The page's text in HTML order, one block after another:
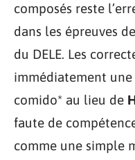
composés reste
dans les épreuves
du DELE. Les
immédiatement une
comido* au lieu de
faute de
comme une simple